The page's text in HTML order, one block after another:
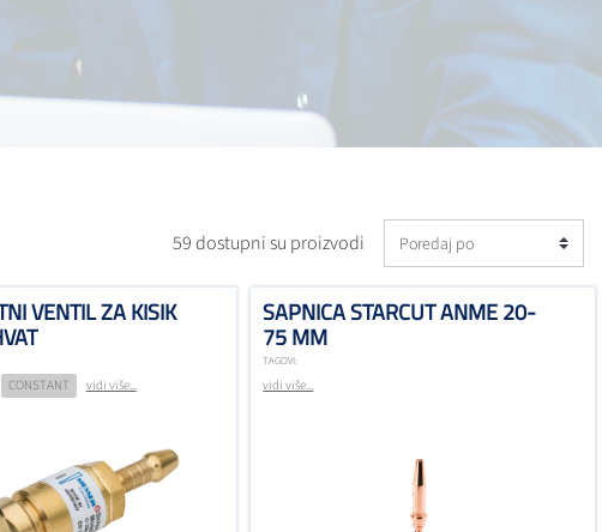
59 dostupni su proizvodi
VENTIL ZA KISIK
CONSTANT vidi više...
SAPNICA STARCUT ANME 20-
75 MM
TAGOVI:
vidi više...